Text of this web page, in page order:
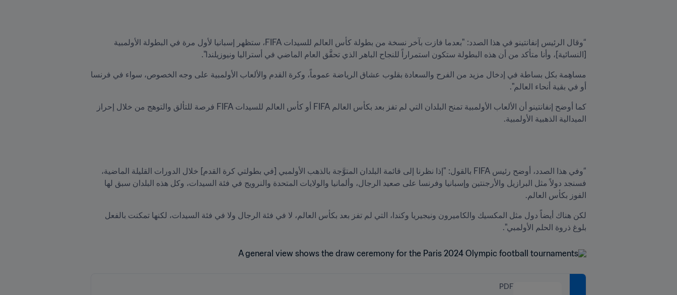
[النسائية]، وأنا متأكد من أن هذه البطولة ستكون استمراراً للنجاح الباهر الذي تحقَّق العام الماضي في أستراليا ونيوزيلندا".
أو في بقية أنحاء العالم".
الميدالية الذهبية الأولمبية.
الفوز بكأس العالم.
بلوغ ذروة الحلم الأولمبي".
PDF